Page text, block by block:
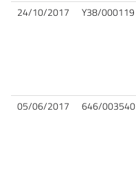
24/10/2017 Y38/000119
05/06/2017 646/003540